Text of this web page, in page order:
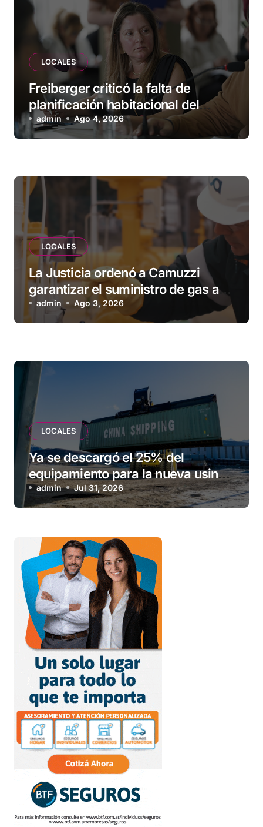
LOCALES
Freiberger criticó la falta de
planificación habitacional del
Municipio: “Vuoto deja afuera a
vecinos que llevan más de 20 años
admin Ago 4, 2026
LOCALES
La Justicia ordenó a Camuzzi
garantizar el suministro de gas a
una familia de Tolhuin
admin Ago 3, 2026
LOCALES
Ya se descargó el 25% del
equipamiento para la nueva usina
de Ushuaia
admin Jul 31, 2026